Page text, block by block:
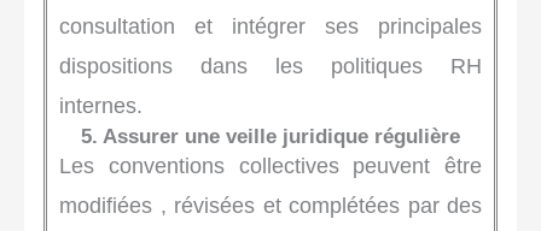
consultation et intégrer ses principales
dispositions dans les politiques RH
internes.
5. Assurer une veille juridique régulière
Les conventions collectives peuvent être
modifiées , révisées et complétées par des